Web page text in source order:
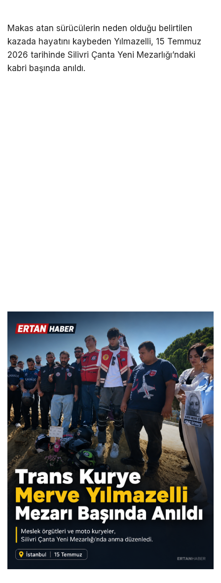
Makas atan sürücülerin neden olduğu belirtilen
kazada hayatını kaybeden Yılmazelli, 15 Temmuz
2026 tarihinde Silivri Çanta Yeni Mezarlığı’ndaki
kabri başında anıldı.